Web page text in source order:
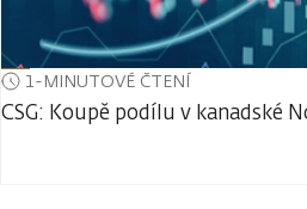
1-MINUTOVÉ ČTENÍ
CSG: Koupě podílu v kanadské